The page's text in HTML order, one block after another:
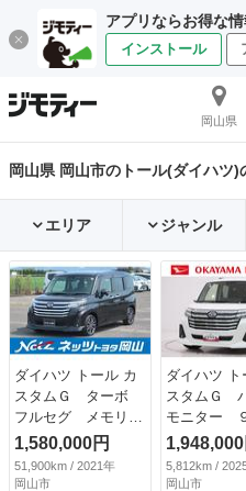
アプリならお得な
インストール
岡山県
岡山県 岡山市のトール(ダイハツ)
エリア ジャンル
ダイハツ トール カ
スタムＧ ターボ
フルセグ メモリー
ナビ ＤＶＤ再生
バックカメラ 衝突
被害軽減システム
1,580,000円
51,900km / 2021年
岡山市
ダイハツ ト
スタムＧ
モニター
ディスプレ
ィオ 両側パ
ライドドア
1,948,000
5,812km /
岡山市